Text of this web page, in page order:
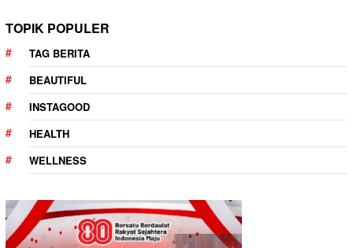
TOPIK POPULER
TAG BERITA
BEAUTIFUL
INSTAGOOD
HEALTH
WELLNESS